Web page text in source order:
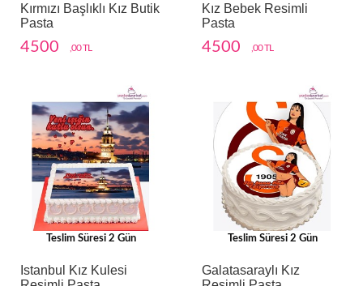
Kırmızı Başlıklı Kız Butik
Pasta
4500 ,00 TL
Kız Bebek Resimli
Pasta
4500 ,00 TL
Teslim Süresi 2 Gün
Istanbul Kız Kulesi
Teslim Süresi 2 Gün
Galatasaraylı Kız